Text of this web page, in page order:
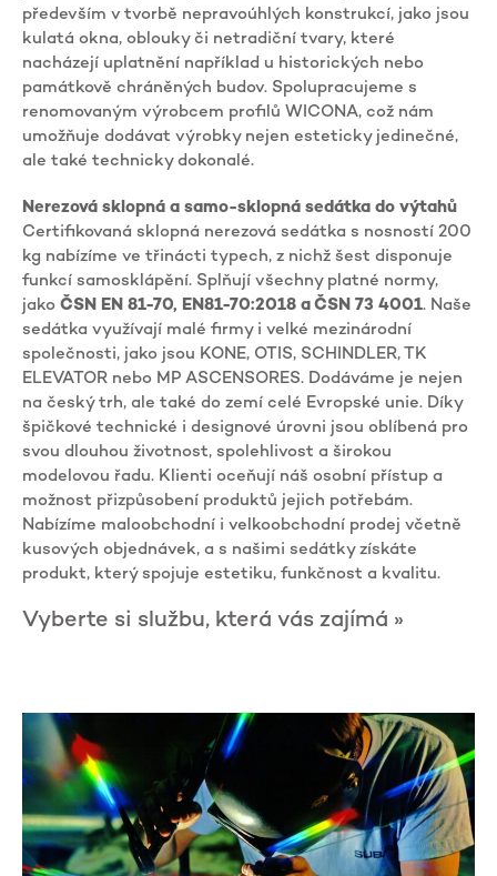
především v tvorbě nepravoúhlých konstrukcí, jako jsou
kulatá okna, oblouky či netradiční tvary, které
nacházejí uplatnění například u historických nebo
památkově chráněných budov. Spolupracujeme s
renomovaným výrobcem profilů WICONA, což nám
umožňuje dodávat výrobky nejen esteticky jedinečné,
ale také technicky dokonalé.
Nerezová sklopná a samo-sklopná sedátka do výtahů
Certifikovaná sklopná nerezová sedátka s nosností 200
kg nabízíme ve třinácti typech, z nichž šest disponuje
funkcí samosklápění. Splňují všechny platné normy,
jako ČSN EN 81-70, EN81-70:2018 a ČSN 73 4001. Naše
sedátka využívají malé firmy i velké mezinárodní
společnosti, jako jsou KONE, OTIS, SCHINDLER, TK
ELEVATOR nebo MP ASCENSORES. Dodáváme je nejen
na český trh, ale také do zemí celé Evropské unie. Díky
špičkové technické i designové úrovni jsou oblíbená pro
svou dlouhou životnost, spolehlivost a širokou
modelovou řadu. Klienti oceňují náš osobní přístup a
možnost přizpůsobení produktů jejich potřebám.
Nabízíme maloobchodní i velkoobchodní prodej včetně
kusových objednávek, a s našimi sedátky získáte
produkt, který spojuje estetiku, funkčnost a kvalitu.
Vyberte si službu, která vás zajímá »